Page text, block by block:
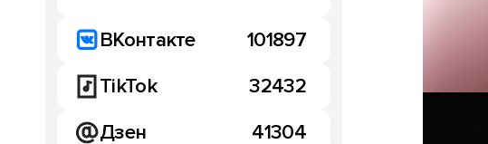
ВКонтакте
101897
TikTok
32432
Дзен
41304